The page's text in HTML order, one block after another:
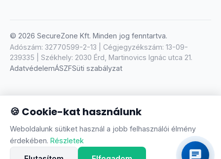
© 2026 SecureZone Kft. Minden jog fenntartva.
Adószám: 32770599-2-13 | Cégjegyzékszám: 13-09-
239335 | Székhely: 2030 Érd, Martinovics Ignác utca 21.
AdatvédelemÁSZFSüti szabályzat
SecureZone család — egyéb szolgáltatásaink
securezone.hu
riaszto.hu · riasztoakku.hu · hikaxpro.hu
paradox-dsc-
🍪 Cookie-kat használunk
Weboldalunk sütiket használ a jobb felhasználói élmény
érdekében. Részletek
Viber
Üzenjen Viberen
info@securezone.hu